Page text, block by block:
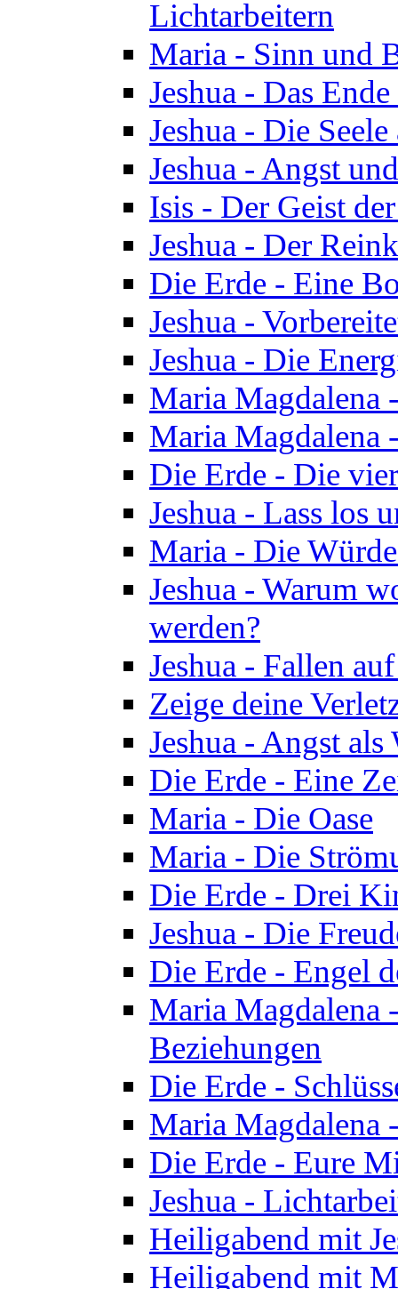
Lichtarbeitern
Maria - Sinn und
Jeshua - Das
Jeshua - Die
Jeshua - Angst
Isis - Der Geist
Jeshua - Der
Die Erde - Eine
Jeshua -
Jeshua - Die
Maria Magdalena
Maria Magdalena
Die Erde - Die
Jeshua - Lass los
Maria - Die
Jeshua - Warum
werden?
Jeshua - Fallen
Zeige deine
Jeshua - Angst als
Die Erde - Eine
Maria - Die Oase
Maria - Die
Die Erde - Drei
Jeshua - Die
Die Erde - Engel
Maria Magdalena
Beziehungen
Die Erde -
Maria Magdalena
Die Erde - Eure
Jeshua -
Heiligabend mit
Heiligabend mit